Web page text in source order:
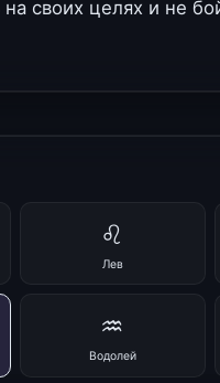
своих целях и не
♌
Лев
♒
Водолей